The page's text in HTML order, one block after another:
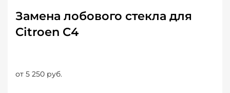
Замена лобового стекла для
Citroen C4
от 5 250 руб.